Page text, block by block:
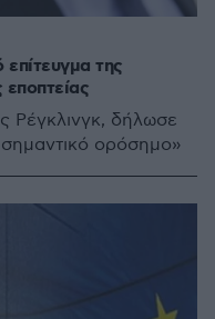
της
Ρέγκλινγκ, δήλωσε
σημαντικό ορόσημο»